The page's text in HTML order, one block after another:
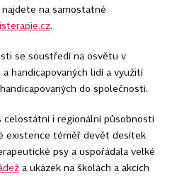
na samostatné
.
se soustředí na osvětu v
handicapovaných lidí a využití
do společnosti.
i regionální působností
existence téměř devět desítek
psy a uspořádala velké
a ukázek na školách a akcích